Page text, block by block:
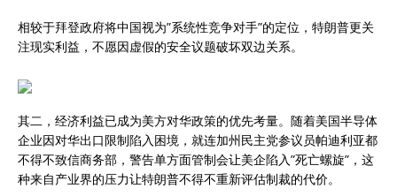
相较于拜登政府将中国视为”系统性竞争对手”的定位，特朗普更关
注现实利益，不愿因虚假的安全议题破坏双边关系。
其二，经济利益已成为美方对华政策的优先考量。随着美国半导体
企业因对华出口限制陷入困境，就连加州民主党参议员帕迪利亚都
不得不致信商务部，警告单方面管制会让美企陷入”死亡螺旋”，这
种来自产业界的压力让特朗普不得不重新评估制裁的代价。